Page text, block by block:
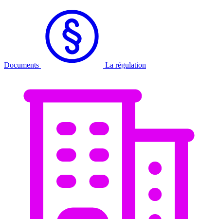
Documents La régulation